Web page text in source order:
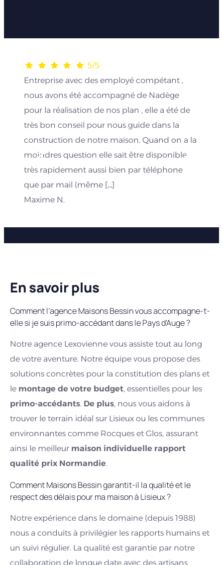
5/5
Entreprise avec des employé compétant ,
nous avons été accompagné de Nadège
pour la réalisation de nos plan , elle a été de
très bon conseil pour nous guide dans la
construction de notre maison. Quand on a la
moindres question elle sait être disponible
très rapidement aussi bien par téléphone
que par mail (même […]
Maxime N.
En savoir plus
Comment l’agence Maisons Bessin vous accompagne-t-
elle si je suis primo-accédant dans le Pays d’Auge ?
Notre agence Lexovienne vous assiste tout au long
de votre aventure. Notre équipe vous propose des
solutions concrètes pour la constitution des plans et
le montage de votre budget, essentielles pour les
primo-accédants. De plus, nous vous aidons à
trouver le terrain idéal sur Lisieux ou les communes
environnantes comme Rocques et Glos, assurant
ainsi le meilleur maison individuelle rapport
qualité prix Normandie.
Comment Maisons Bessin garantit-il la qualité et le
respect des délais pour ma maison à Lisieux ?
Notre expérience dans le domaine (depuis 1988)
nous a conduits à privilégier les rapports humains et
un suivi régulier. La qualité est garantie par notre
collaboration de longue date avec des artisans